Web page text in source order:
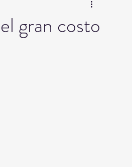
Torreón
gran costo